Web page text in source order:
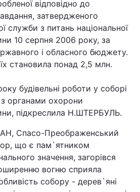
Війна
Політика
Світ
Лайт
Інциденти
Туризм
Погода
Регіони
відповідно до
затвердженого
служби з питань національної
10 серпня 2006 року, за
і обласного бюджету.
становила понад 2,5 млн.
будівельні роботи у соборі
органами охорони
підкреслила Н.ШТЕРБУЛЬ.
Спасо-Преображенський
що є пам`ятником
значення, загорівся
вогню сприяла
собору - дерев`яні